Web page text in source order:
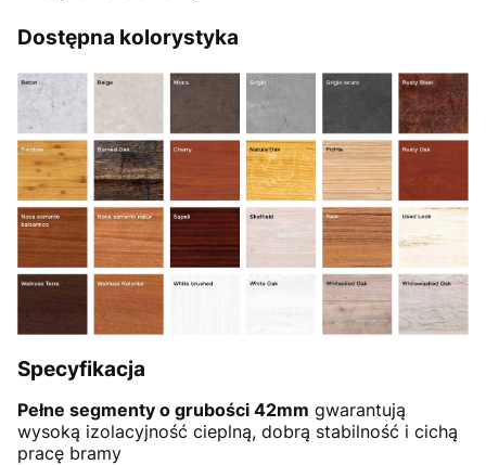
Dostępna kolorystyka
Specyfikacja
Pełne segmenty o grubości 42mm gwarantują
wysoką izolacyjność cieplną, dobrą stabilność i cichą
pracę bramy